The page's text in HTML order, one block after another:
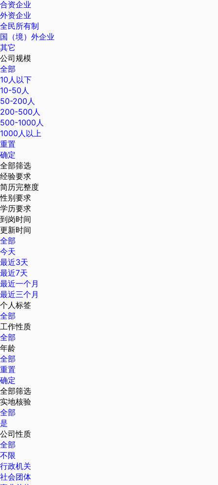
合资企业
外资企业
全民所有制
国（境）外企业
其它
公司规模
全部
10人以下
10-50人
50-200人
200-500人
500-1000人
1000人以上
重置
确定
全部筛选
经验要求
简历完整度
性别要求
学历要求
到岗时间
更新时间
全部
今天
最近3天
最近7天
最近一个月
最近三个月
个人标签
全部
工作性质
全部
年龄
全部
重置
确定
全部筛选
实地核验
全部
是
公司性质
全部
不限
行政机关
社会团体